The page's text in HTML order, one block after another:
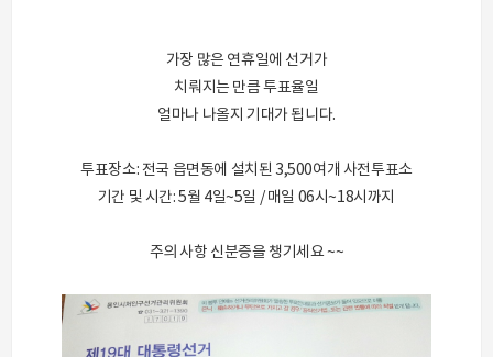
가장 많은 연휴일에 선거가
치뤄지는 만큼 투표율일
얼마나 나올지 기대가 됩니다.
투표장소: 전국 읍면동에 설치된 3,500여개 사전투표소
기간 및 시간: 5월 4일~5일 / 매일 06시~18시까지
주의 사항 신분증을 챙기세요 ~~